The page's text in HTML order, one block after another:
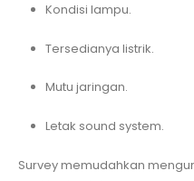
Kondisi lampu.
Tersedianya listrik.
Mutu jaringan.
Letak sound system.
Survey memudahkan